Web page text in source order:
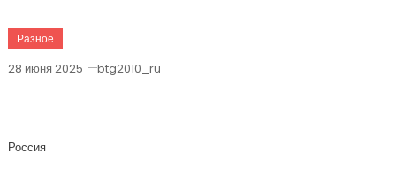
Разное
28 июня 2025 btg2010_ru
Россия